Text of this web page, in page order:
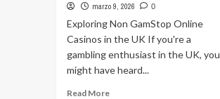
marzo 9, 2026 0
Exploring Non GamStop Online
Casinos in the UK If you're a
gambling enthusiast in the UK, you
might have heard...
Read MoreRead